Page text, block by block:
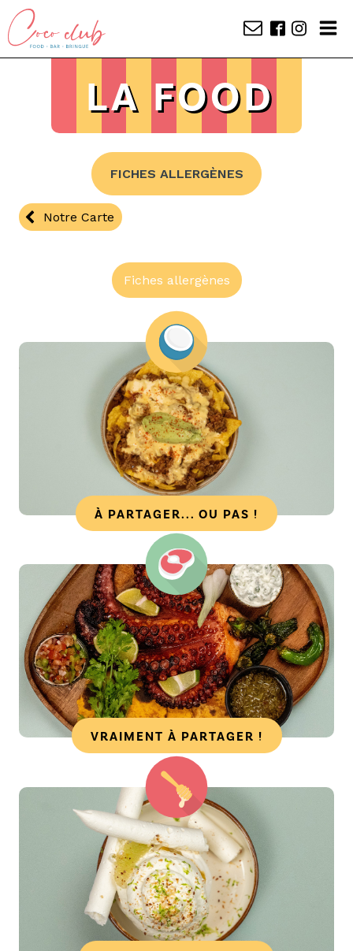
LA FOOD
FICHES ALLERGÈNES
Notre Carte
Fiches allergènes
À PARTAGER... OU PAS !
VRAIMENT À PARTAGER !